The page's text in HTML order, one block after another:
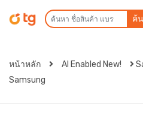
ค้
หน้าหลัก AI Enabled New!
Samsung